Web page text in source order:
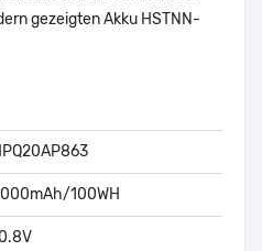
gezeigten Akku HSTNN-
100WH